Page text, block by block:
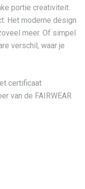
portie creativiteit.
Het moderne design
meer. Of simpel
verschil, waar je
certificaat
van de FAIRWEAR